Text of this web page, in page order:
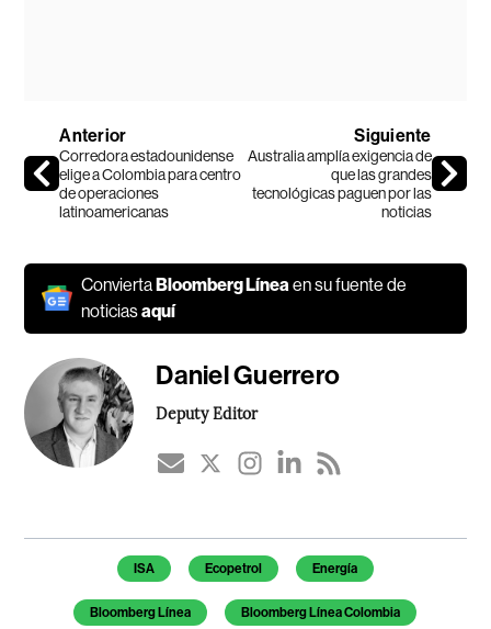
Anterior
Corredora estadounidense
elige a Colombia para centro
de operaciones
latinoamericanas
Siguiente
Australia amplía exigencia de
que las grandes
tecnológicas paguen por las
noticias
ConviertaBloomberg Línea en su fuente de
noticiasaquí
Daniel Guerrero
Deputy Editor
Temas de este artículo
ISA Ecopetrol Energía
Bloomberg Línea Bloomberg Línea Colombia